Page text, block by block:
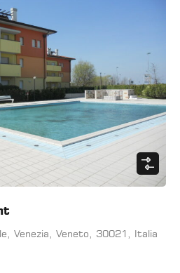
Venezia, Veneto, 30021, Italia